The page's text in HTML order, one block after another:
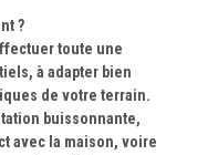
?
toute une
à adapter bien
de votre terrain.
buissonnante,
avec la maison, voire